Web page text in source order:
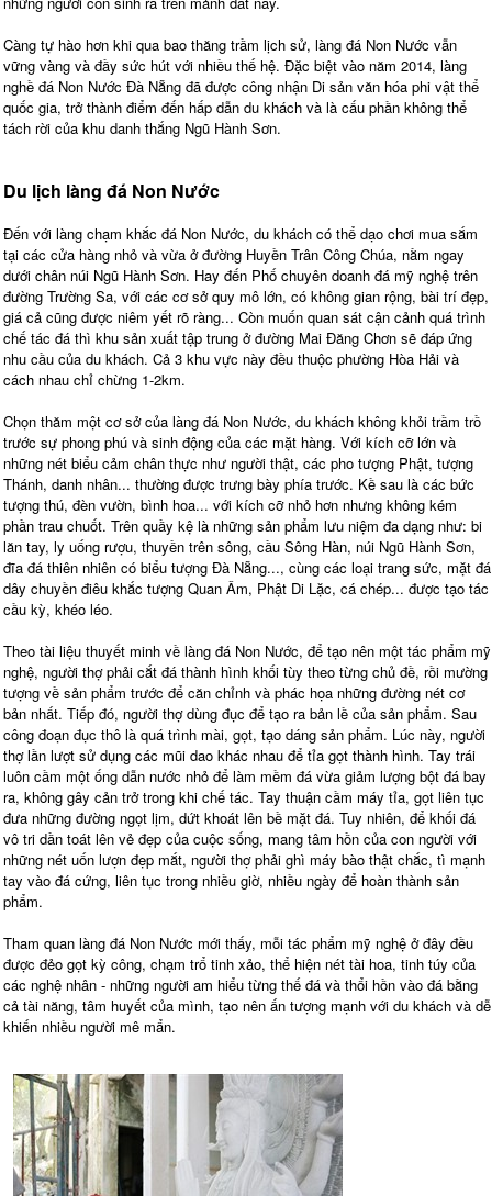
Càng tự hào hơn khi qua bao thăng trầm lịch sử, làng đá Non Nước vẫn
vững vàng và đầy sức hút với nhiều thế hệ. Đặc biệt vào năm 2014, làng
nghề đá Non Nước Đà Nẵng đã được công nhận Di sản văn hóa phi vật thể
quốc gia, trở thành điểm đến hấp dẫn du khách và là cấu phần không thể
tách rời của khu danh thắng Ngũ Hành Sơn.
Du lịch làng đá Non Nước
Đến với làng chạm khắc đá Non Nước, du khách có thể dạo chơi mua sắm
tại các cửa hàng nhỏ và vừa ở đường Huyền Trân Công Chúa, nằm ngay
dưới chân núi Ngũ Hành Sơn. Hay đến Phố chuyên doanh đá mỹ nghệ trên
đường Trường Sa, với các cơ sở quy mô lớn, có không gian rộng, bài trí đẹp,
giá cả cũng được niêm yết rõ ràng... Còn muốn quan sát cận cảnh quá trình
chế tác đá thì khu sản xuất tập trung ở đường Mai Đăng Chơn sẽ đáp ứng
nhu cầu của du khách. Cả 3 khu vực này đều thuộc phường Hòa Hải và
cách nhau chỉ chừng 1-2km.
Chọn thăm một cơ sở của làng đá Non Nước, du khách không khỏi trầm trồ
trước sự phong phú và sinh động của các mặt hàng. Với kích cỡ lớn và
những nét biểu cảm chân thực như người thật, các pho tượng Phật, tượng
Thánh, danh nhân... thường được trưng bày phía trước. Kề sau là các bức
tượng thú, đèn vườn, bình hoa... với kích cỡ nhỏ hơn nhưng không kém
phần trau chuốt. Trên quầy kệ là những sản phẩm lưu niệm đa dạng như: bi
lăn tay, ly uống rượu, thuyền trên sông, cầu Sông Hàn, núi Ngũ Hành Sơn,
đĩa đá thiên nhiên có biểu tượng Đà Nẵng..., cùng các loại trang sức, mặt đá
dây chuyền điêu khắc tượng Quan Âm, Phật Di Lặc, cá chép... được tạo tác
cầu kỳ, khéo léo.
Theo tài liệu thuyết minh về làng đá Non Nước, để tạo nên một tác phẩm mỹ
nghệ, người thợ phải cắt đá thành hình khối tùy theo từng chủ đề, rồi mường
tượng về sản phẩm trước để căn chỉnh và phác họa những đường nét cơ
bản nhất. Tiếp đó, người thợ dùng đục để tạo ra bản lề của sản phẩm. Sau
công đoạn đục thô là quá trình mài, gọt, tạo dáng sản phẩm. Lúc này, người
thợ lần lượt sử dụng các mũi dao khác nhau để tỉa gọt thành hình. Tay trái
luôn cầm một ống dẫn nước nhỏ để làm mềm đá vừa giảm lượng bột đá bay
ra, không gây cản trở trong khi chế tác. Tay thuận cầm máy tỉa, gọt liên tục
đưa những đường ngọt lịm, dứt khoát lên bề mặt đá. Tuy nhiên, để khối đá
vô tri dần toát lên vẻ đẹp của cuộc sống, mang tâm hồn của con người với
những nét uốn lượn đẹp mắt, người thợ phải ghì máy bào thật chắc, tì mạnh
tay vào đá cứng, liên tục trong nhiều giờ, nhiều ngày để hoàn thành sản
phẩm.
Tham quan làng đá Non Nước mới thấy, mỗi tác phẩm mỹ nghệ ở đây đều
được đẻo gọt kỳ công, chạm trổ tinh xảo, thể hiện nét tài hoa, tinh túy của
các nghệ nhân - những người am hiểu từng thế đá và thổi hồn vào đá bằng
cả tài năng, tâm huyết của mình, tạo nên ấn tượng mạnh với du khách và dễ
khiến nhiều người mê mẩn.